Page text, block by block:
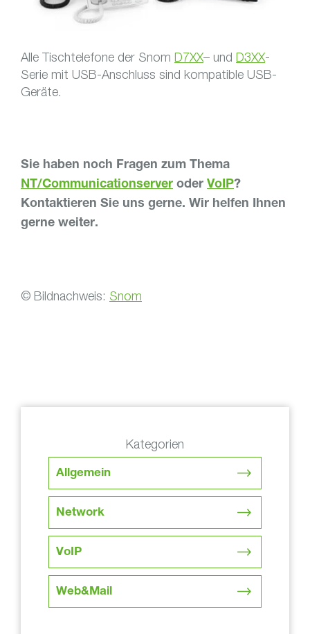
Alle Tischtelefone der Snom D7XX– und D3XX-
Serie mit USB-Anschluss sind kompatible USB-
Geräte.
Sie haben noch Fragen zum Thema
NT/Communicationserver oder VoIP?
Kontak­tieren Sie uns gerne. Wir helfen Ihnen
gerne weiter.
© Bild­nach­weis: Snom
Kategorien
Allgemein
Network
VoIP
Web&Mail